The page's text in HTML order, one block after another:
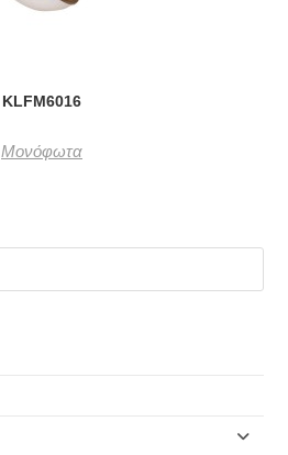
KLFM6016
Μονόφωτα